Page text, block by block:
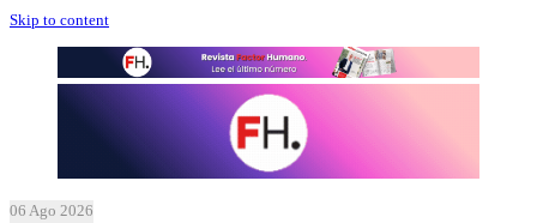
Skip to content
06 Ago 2026